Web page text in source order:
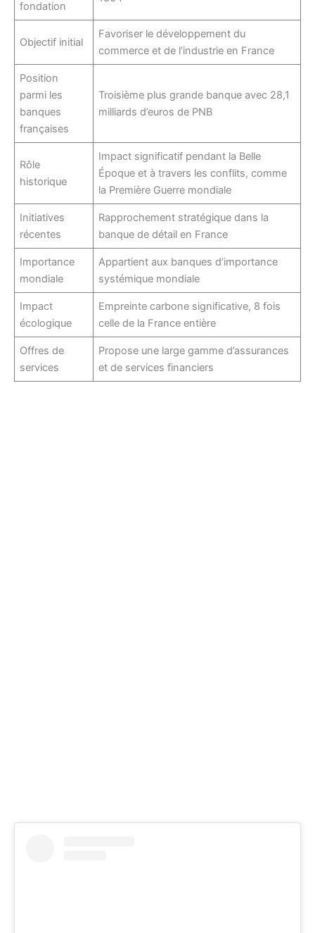
fondation
Objectif initial
Favoriser le développement du
commerce et de l’industrie en France
Position
parmi les
banques
françaises
Troisième plus grande banque avec 28,1
milliards d’euros de PNB
Rôle
historique
Impact significatif pendant la Belle
Époque et à travers les conflits, comme
la Première Guerre mondiale
Initiatives
récentes
Rapprochement stratégique dans la
banque de détail en France
Importance
mondiale
Appartient aux banques d’importance
systémique mondiale
Impact
écologique
Empreinte carbone significative, 8 fois
celle de la France entière
Offres de
services
Propose une large gamme d’assurances
et de services financiers